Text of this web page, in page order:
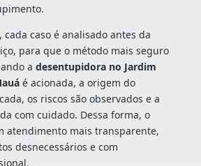
cada caso é analisado antes da
para que o método mais seguro
a desentupidora no Jardim
é acionada, a origem do
os riscos são observados e a
com cuidado. Dessa forma, o
atendimento mais transparente,
desnecessários e com